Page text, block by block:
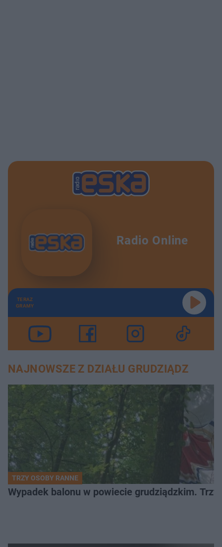
Radio Online
TERAZ
GRAMY
NAJNOWSZE Z DZIAŁU GRUDZIĄDZ
TRZY OSOBY RANNE
Wypadek balonu w powiecie grudziądzkim.